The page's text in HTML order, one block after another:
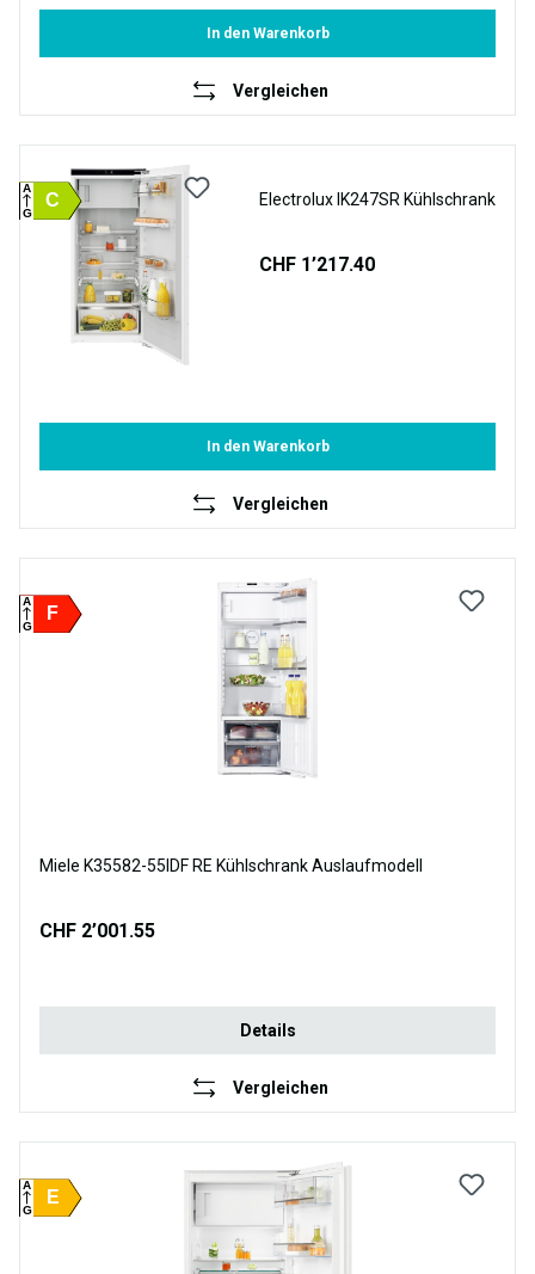
In den Warenkorb
Vergleichen
C
A
G
Electrolux IK247SR Kühlschrank
CHF 1’217.40
In den Warenkorb
Vergleichen
F
A
G
Miele K35582-55IDF RE Kühlschrank Auslaufmodell
CHF 2’001.55
Details
Vergleichen
E
A
G